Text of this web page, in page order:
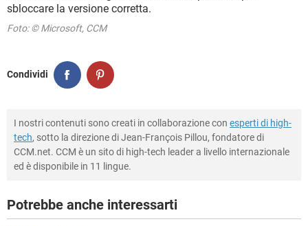
sbloccare la versione corretta.
Foto: © Microsoft, CCM
Condividi
I nostri contenuti sono creati in collaborazione con esperti di high-
tech, sotto la direzione di Jean-François Pillou, fondatore di
CCM.net. CCM è un sito di high-tech leader a livello internazionale
ed è disponibile in 11 lingue.
Potrebbe anche interessarti